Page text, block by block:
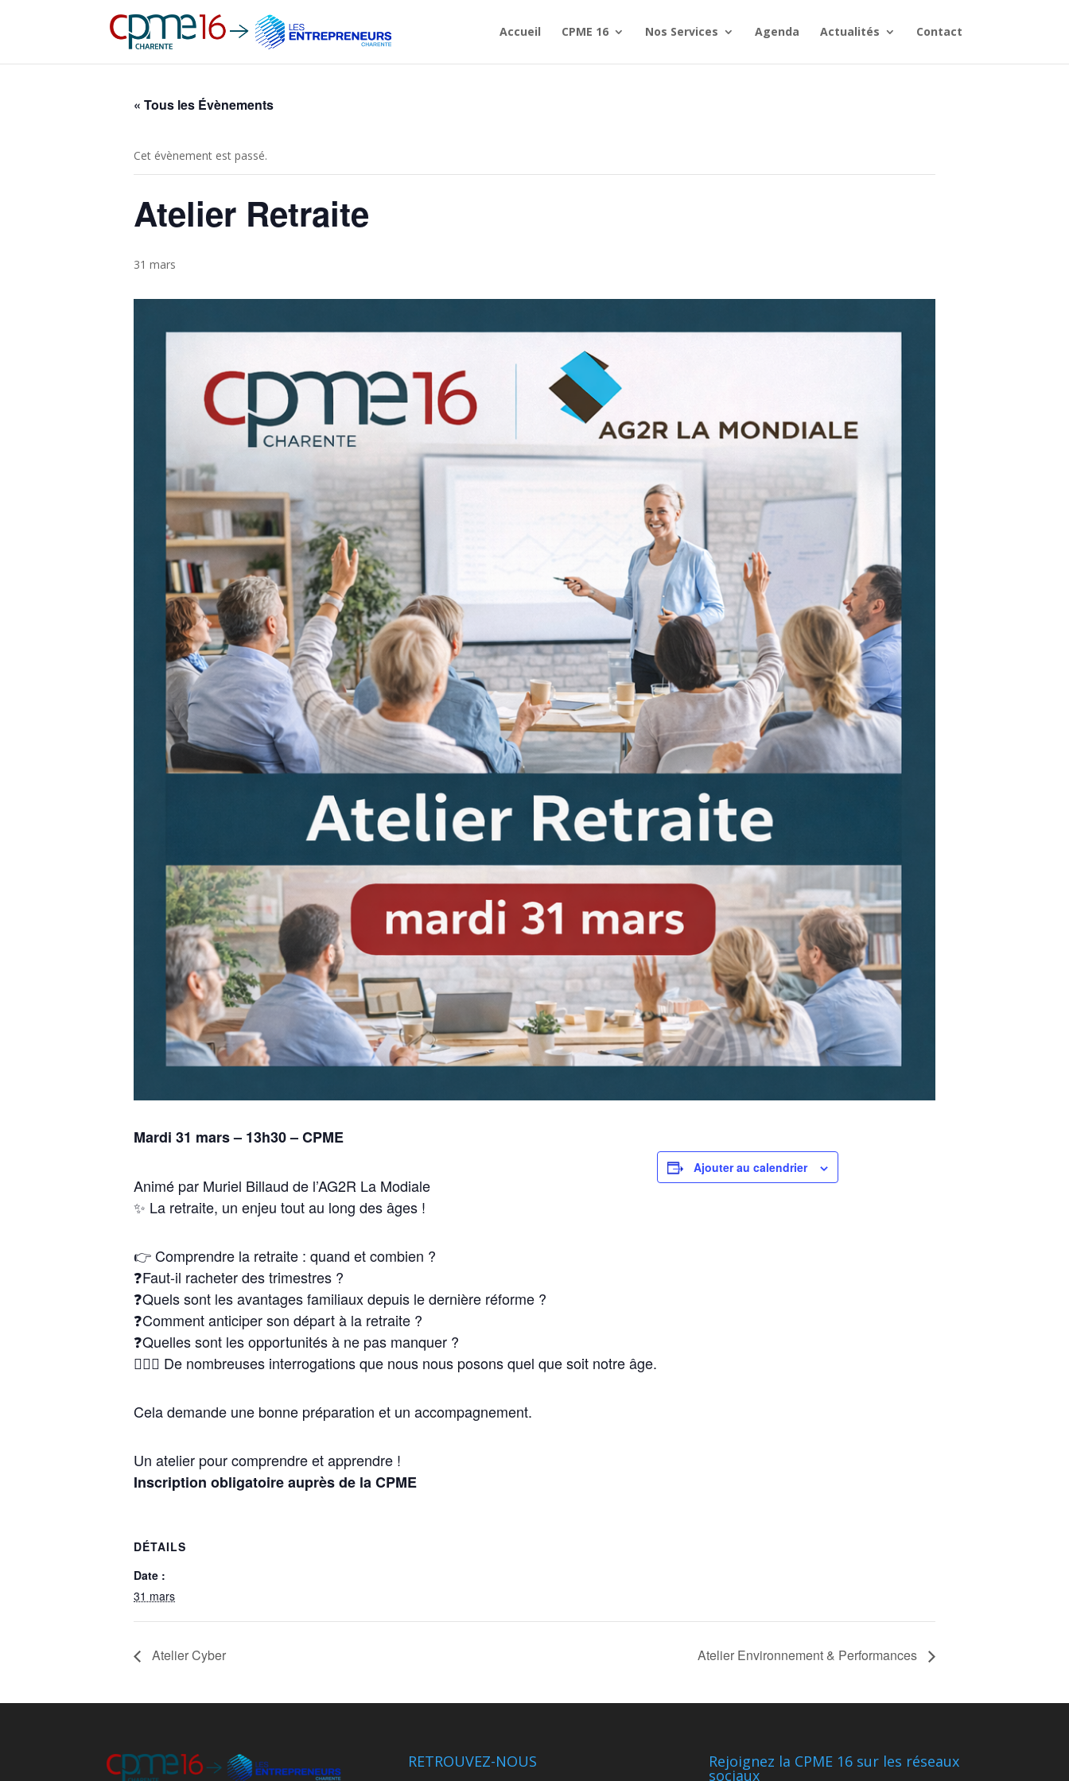
Accueil CPME 16 Nos Services Agenda Actualités Contact
« Tous les Évènements
Cet évènement est passé.
Atelier Retraite
31 mars
Mardi 31 mars – 13h30 – CPME
Animé par Muriel Billaud de l’AG2R La Modiale
✨ La retraite, un enjeu tout au long des âges !
👉 Comprendre la retraite : quand et combien ?
❓Faut-il racheter des trimestres ?
❓Quels sont les avantages familiaux depuis le dernière réforme ?
❓Comment anticiper son départ à la retraite ?
❓Quelles sont les opportunités à ne pas manquer ?
🤷🏻‍♂️ De nombreuses interrogations que nous nous posons quel que soit notre âge.
Cela demande une bonne préparation et un accompagnement.
Un atelier pour comprendre et apprendre !
Inscription obligatoire auprès de la CPME
Ajouter au calendrier
DÉTAILS
Date :
31 mars
Atelier Cyber Atelier Environnement & Performances
RETROUVEZ-NOUS Rejoignez la CPME 16 sur les réseaux
sociaux